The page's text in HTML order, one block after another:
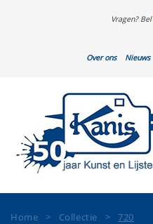
Vragen? Bel
Over ons Nieuws
Home > Collectie >720